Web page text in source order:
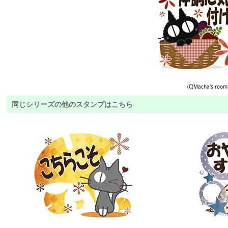
(C)Macha's
同じシリーズの他のスタンプはこちら